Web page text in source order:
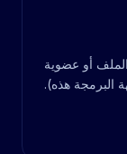
أو عضوية
البرمجة هذه).